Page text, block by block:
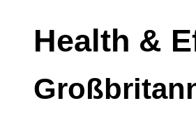
Health &